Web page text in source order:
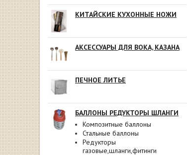
КИТАЙСКИЕ КУХОННЫЕ НОЖИ
АКСЕССУАРЫ ДЛЯ ВОКА, КАЗАНА
ПЕЧНОЕ ЛИТЬЕ
БАЛЛОНЫ РЕДУКТОРЫ ШЛАНГИ
Композитные баллоны
Стальные баллоны
Редукторы
газовые,шланги,фитинги